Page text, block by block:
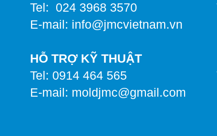
Tel: 024 3968 3570
E-mail: info@jmcvietnam.vn
HỖ TRỢ KỸ THUẬT
Tel: 0914 464 565
E-mail: moldjmc@gmail.com